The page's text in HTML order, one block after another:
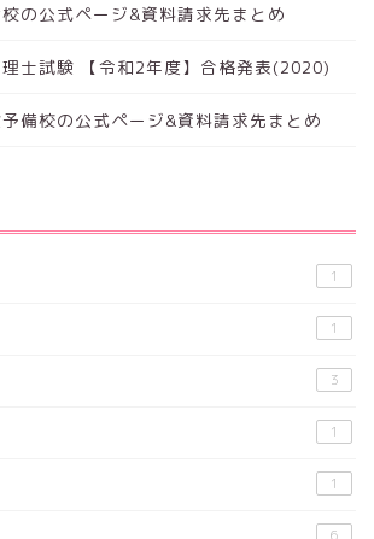
の公式ページ&資料請求先まとめ
士試験 【令和2年度】合格発表(2020)
備校の公式ページ&資料請求先まとめ
1
1
3
1
1